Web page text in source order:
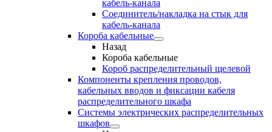
кабель-канала
Соединитель/накладка на стык для
кабель-канала
Короба кабельные
Назад
Короба кабельные
Короб распределительный щелевой
Компоненты крепления проводов,
кабельных вводов и фиксации кабеля
распределительного шкафа
Системы электрических распределительных
шкафов